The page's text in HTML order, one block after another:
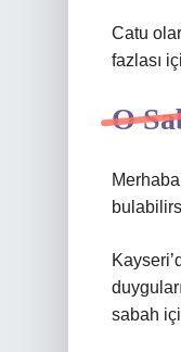
Catu
fazlası
O
sabah